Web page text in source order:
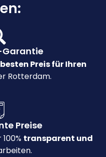
Garantie
besten Preis für Ihren
Rotterdam.
Preise
transparent und